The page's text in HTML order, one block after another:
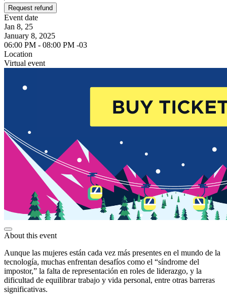
Request refund
Event date
Jan 8, 25
January 8, 2025
06:00 PM - 08:00 PM -03
Location
Virtual event
About this event
Aunque las mujeres están cada vez más presentes en el mundo de la
tecnología, muchas enfrentan desafíos como el “síndrome del
impostor,” la falta de representación en roles de liderazgo, y la
dificultad de equilibrar trabajo y vida personal, entre otras barreras
significativas.